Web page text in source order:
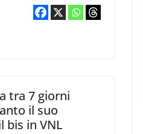
tra 7 giorni
il suo
bis in VNL